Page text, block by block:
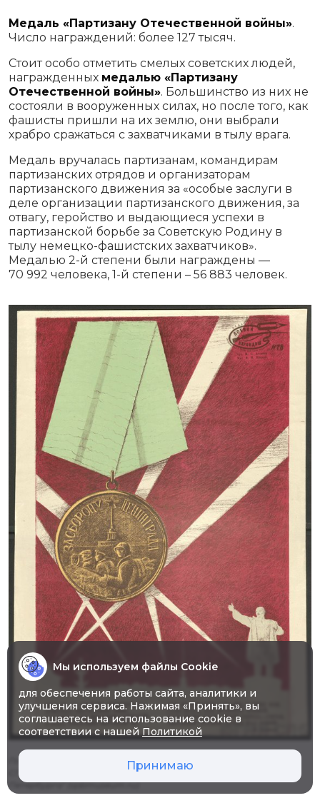
Медаль «Партизану Отечественной войны».
Число награждений: более 127 тысяч.
Стоит особо отметить смелых советских людей,
награжденных медалью «Партизану
Отечественной войны». Большинство из них не
состояли в вооруженных силах, но после того, как
фашисты пришли на их землю, они выбрали
храбро сражаться с захватчиками в тылу врага.
Медаль вручалась партизанам, командирам
партизанских отрядов и организаторам
партизанского движения за «особые заслуги в
деле организации партизанского движения, за
отвагу, геройство и выдающиеся успехи в
партизанской борьбе за Советскую Родину в
тылу немецко-фашистских захватчиков».
Медалью 2-й степени были награждены —
70 992 человека, 1-й степени – 56 883 человек.
Плакат "Медаль "За оборону Ленинграда" / источник:
СПб ГБУК "Государственный музей истории Санкт-
Петербурга" (spbmuseum.ru)
Мы используем файлы Cookie
для обеспечения работы сайта, аналитики и
улучшения сервиса. Нажимая «Принять», вы
соглашаетесь на использование cookie в
соответствии с нашей Политикой
Принимаю